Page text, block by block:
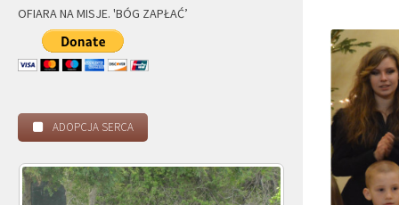
OFIARA NA MISJE. 'BÓG ZAPŁAĆ’
ADOPCJA SERCA